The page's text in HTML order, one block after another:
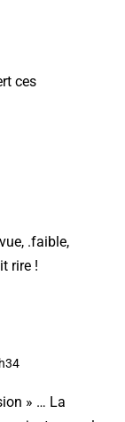
ces
.faible,
rire !
» … La